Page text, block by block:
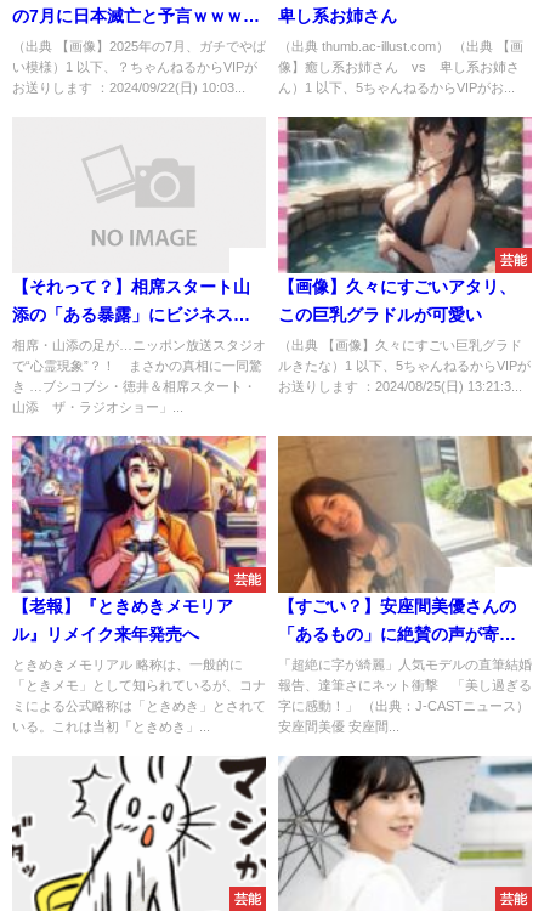
の7月に日本滅亡と予言ｗｗｗｗ
ｗｗｗｗｗｗｗｗｗｗｗｗｗｗ
ｗｗｗ
（出典 【画像】2025年の7月、ガチでやば
い模様）1 以下、？ちゃんねるからVIPが
お送りします ：2024/09/22(日) 10:03...
卑し系お姉さん
（出典 thumb.ac-illust.com） （出典 【画
像】癒し系お姉さん vs 卑し系お姉さ
ん）1 以下、5ちゃんねるからVIPがお...
【それって？】相席スタート山
添の「ある暴露」にビジネス疑
惑が出る事態に
相席・山添の足が…ニッポン放送スタジオ
で“心霊現象”？！ まさかの真相に一同驚
き …ブシコブシ・徳井＆相席スタート・
山添 ザ・ラジオショー」...
芸能
【画像】久々にすごいアタリ、
この巨乳グラドルが可愛い
（出典 【画像】久々にすごい巨乳グラド
ルきたな）1 以下、5ちゃんねるからVIPが
お送りします ：2024/08/25(日) 13:21:3...
芸能
【老報】『ときめきメモリア
ル』リメイク来年発売へ
ときめきメモリアル 略称は、一般的に
「ときメモ」として知られているが、コナ
ミによる公式略称は「ときめき」とされて
いる。これは当初「ときめき」...
【すごい？】安座間美優さんの
「あるもの」に絶賛の声が寄せ
られることに
「超絶に字が綺麗」人気モデルの直筆結婚
報告、達筆さにネット衝撃 「美し過ぎる
字に感動！」 （出典：J-CASTニュース）
安座間美優 安座間...
芸能 芸能